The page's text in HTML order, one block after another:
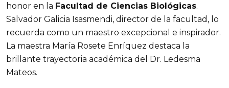
honor en la Facultad de Ciencias Biológicas.
Salvador Galicia Isasmendi, director de la facultad, lo
recuerda como un maestro excepcional e inspirador.
La maestra María Rosete Enríquez destaca la
brillante trayectoria académica del Dr. Ledesma
Mateos.